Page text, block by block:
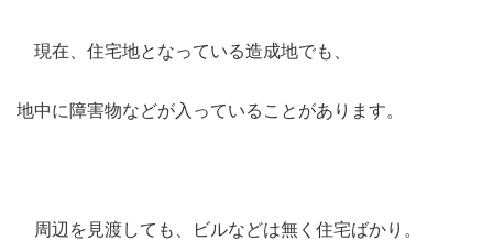
現在、住宅地となっている造成地でも、
地中に障害物などが入っていることがあります。
周辺を見渡しても、ビルなどは無く住宅ばかり。